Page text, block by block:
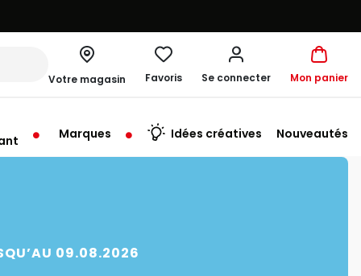
Votre magasin
à 19:30
Favoris Se connecter Mon panier
Marques Idées créatives Nouveautés
09.08.2026